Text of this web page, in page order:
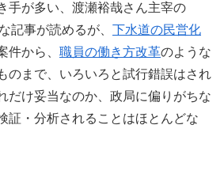
手が多い、渡瀬裕哉さん主宰の
記事が読めるが、
下水道の民営化
件から、 職員の働き方改革のような
のまで、いろいろと試行錯誤はされ
だけ妥当なのか、政局に偏りがちな
証・分析されることはほとんどな